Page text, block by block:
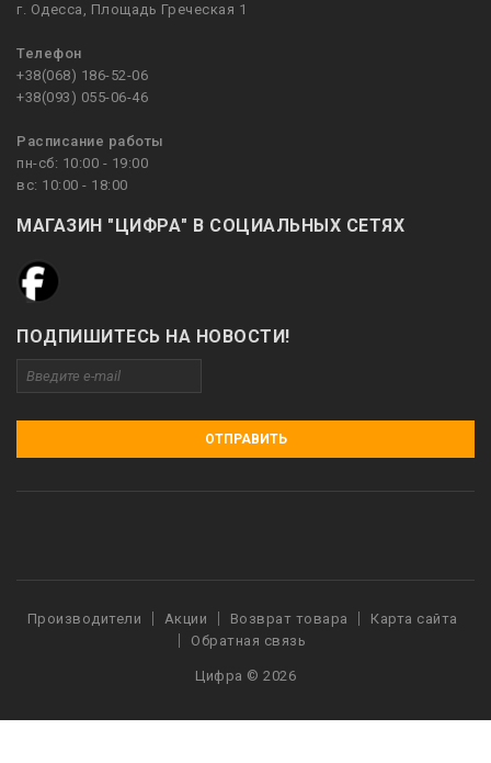
г. Одесса, Площадь Греческая 1
Телефон
+38(068) 186-52-06
+38(093) 055-06-46
Расписание работы
пн-сб: 10:00 - 19:00
вс: 10:00 - 18:00
МАГАЗИН "ЦИФРА" В СОЦИАЛЬНЫХ СЕТЯХ
ПОДПИШИТЕСЬ НА НОВОСТИ!
ОТПРАВИТЬ
Производители Акции Возврат товара
Карта сайта
Обратная связь
Цифра © 2026